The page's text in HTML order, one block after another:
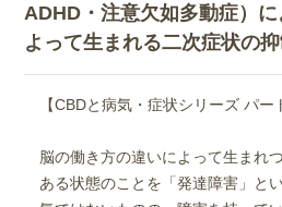
ADHD・注意欠如多動症）
よって生まれる二次症状の
【CBDと病気・症状シリーズ パー
脳の働き方の違いによって生まれ
ある状態のことを「発達障害」と